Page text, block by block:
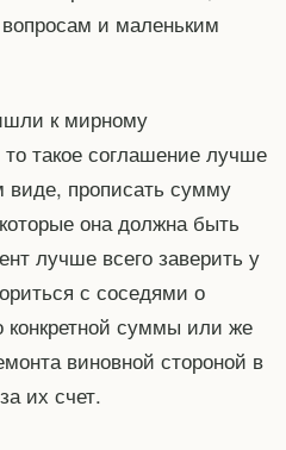
и маленьким
к мирному
такое соглашение лучше
виде, прописать сумму
она должна быть
лучше всего заверить у
с соседями о
суммы или же
виновной стороной в
их счет.